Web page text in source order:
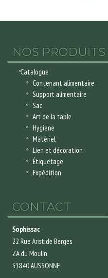
NOS PRODUITS
Catalogue
Contenant alimentaire
Support alimentaire
Sac
Art de la table
Hygiene
Matériel
Lien et décoration
Étiquetage
Expédition
CONTACT
Sophissac
22 Rue Aristide Berges
ZA du Moulin
31840 AUSSONNE